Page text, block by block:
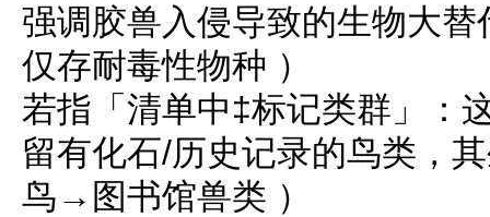
强调胶兽入侵导致的生物大
仅存耐毒性物种 ）
若指「清单中‡标记类群」：
留有化石/历史记录的鸟类，
鸟→图书馆兽类 ）